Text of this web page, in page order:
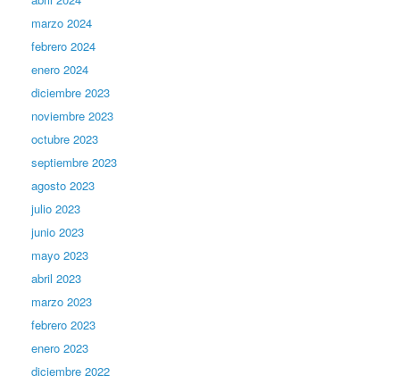
marzo 2024
febrero 2024
enero 2024
diciembre 2023
noviembre 2023
octubre 2023
septiembre 2023
agosto 2023
julio 2023
junio 2023
mayo 2023
abril 2023
marzo 2023
febrero 2023
enero 2023
diciembre 2022